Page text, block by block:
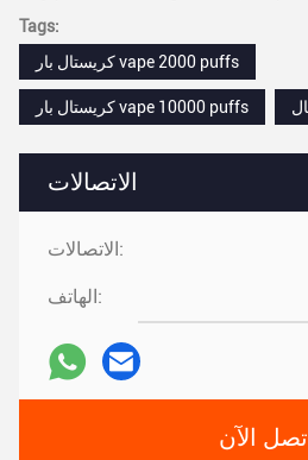
الاتصالات
الاتصالات:
الهاتف:
اتصل الآن
Tags:
كريستال بار vape 2000 puffs
كريستال بار vape 10000 puffs